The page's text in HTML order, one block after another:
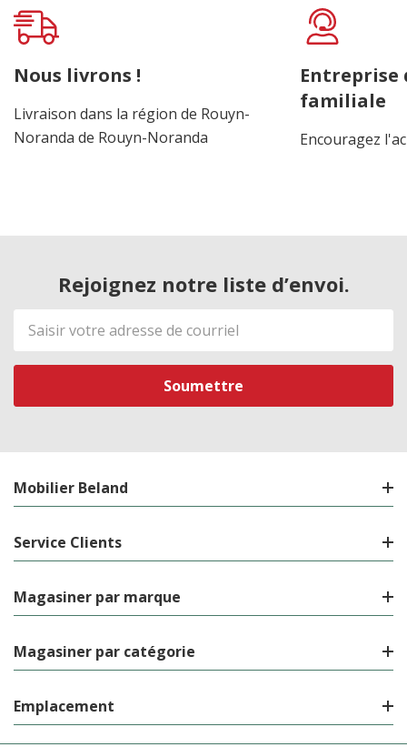
Onglet
personnalisé
Nous livrons !
Livraison dans la région de Rouyn-
Noranda de Rouyn-Noranda
Entreprise
familiale
Encouragez
Rejoignez notre liste d’envoi.
Adresse
de
courriel
Mobilier Beland
Service Clients
Magasiner par marque
Magasiner par catégorie
Emplacement